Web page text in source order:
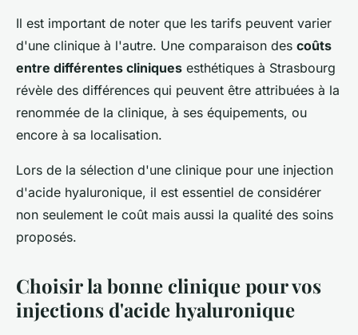
Il est important de noter que les tarifs peuvent varier
d'une clinique à l'autre. Une comparaison des coûts
entre différentes cliniques esthétiques à Strasbourg
révèle des différences qui peuvent être attribuées à la
renommée de la clinique, à ses équipements, ou
encore à sa localisation.
Lors de la sélection d'une clinique pour une injection
d'acide hyaluronique, il est essentiel de considérer
non seulement le coût mais aussi la qualité des soins
proposés.
Choisir la bonne clinique pour vos
injections d'acide hyaluronique